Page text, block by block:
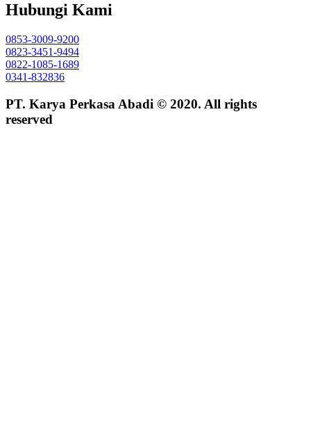
Hubungi Kami
0853-3009-9200
0823-3451-9494
0822-1085-1689
0341-832836
PT. Karya Perkasa Abadi © 2020. All rights
reserved